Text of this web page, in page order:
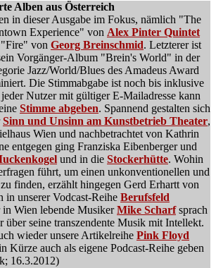
Alben aus Österreich
in dieser Ausgabe im Fokus, nämlich "The
Experience" von Alex Pinter Quintet
von Georg Breinschmid. Letzterer ist
Vorgänger-Album "Brein's World" in der
Jazz/World/Blues des Amadeus Award
Die Stimmabgabe ist noch bis inklusive
Nutzer mit gültiger E-Mailadresse kann
Stimme abgeben. Spannend gestalten sich
Sinn und Unsinn am Kunstbetrieb Theater,
Wien und nachbetrachtet von Kathrin
entgegen ging Franziska Eibenberger und
und in die Stockerhütte. Wohin
führt, um einen unkonventionellen und
finden, erzählt hingegen Gerd Erhartt von
in unserer Vodcast-Reihe Berufsfeld
in Wien lebende MusikerMike Scharfsprach
über seine transzendente Musik mit Intellekt.
wieder unsere Artikelreihe Pink Floyd
Kürze auch als eigene Podcast-Reihe geben
16.3.2012)